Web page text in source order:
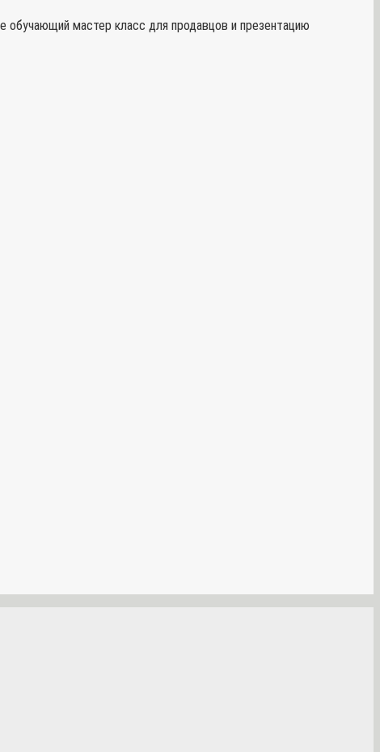
обучающий мастер класс для продавцов и презентацию